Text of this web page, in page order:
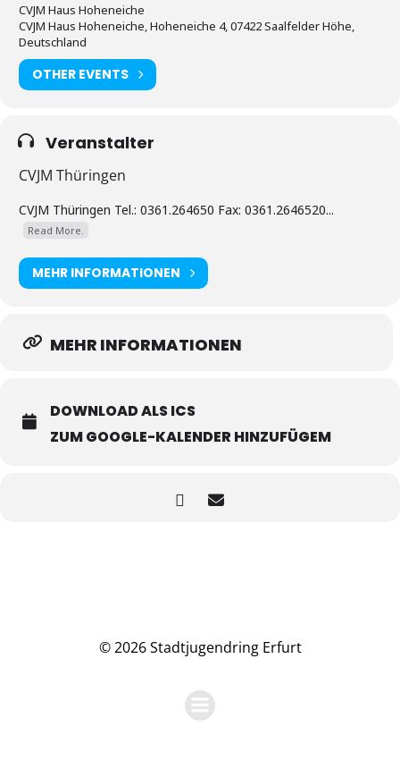
CVJM Haus Hoheneiche
CVJM Haus Hoheneiche, Hoheneiche 4, 07422 Saalfelder Höhe,
Deutschland
OTHER EVENTS
Veranstalter
CVJM Thüringen
CVJM Thüringen Tel.: 0361.264650 Fax: 0361.2646520...
Read More.
MEHR INFORMATIONEN
MEHR INFORMATIONEN
DOWNLOAD ALS ICS
ZUM GOOGLE-KALENDER HINZUFÜGEM
© 2026 Stadtjugendring Erfurt